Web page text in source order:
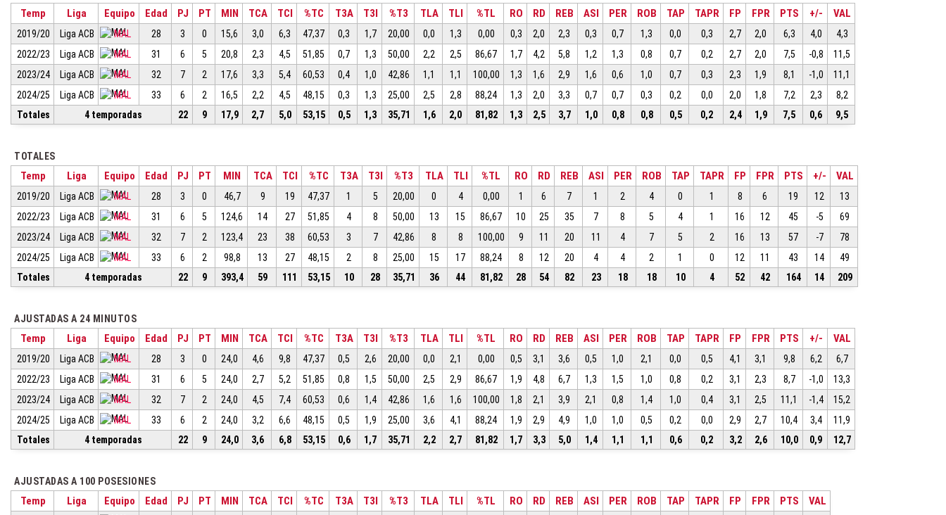
Temp Liga Equipo Edad PJ PT MIN TCA TCI %TC T3A T3I %T3 TLA TLI %TL RO RD REB ASI PER ROB TAP TAPR FP FPR PTS +/- VAL
2019/20 Liga ACB MAL 28 3 0 15,6 3,0 6,3 47,37 0,3 1,7 20,00 0,0 1,3 0,00 0,3 2,0 2,3 0,3 0,7 1,3 0,0 0,3 2,7 2,0 6,3 4,0
4,3
2022/23
Liga ACB MAL 31 6 5 20,8 2,3 4,5 51,85 0,7 1,3 50,00 2,2 2,5 86,67 1,7 4,2 5,8 1,2 1,3 0,8 0,7 0,2 2,7 2,0 7,5 -0,8
11,5
2023/24
Liga ACB MAL 32 7 2 17,6 3,3 5,4 60,53 0,4 1,0 42,86 1,1 1,1 100,00 1,3 1,6 2,9 1,6 0,6 1,0 0,7 0,3 2,3 1,9 8,1 -1,0
11,1
2024/25
Liga ACB MAL 33 6 2 16,5 2,2 4,5 48,15 0,3 1,3 25,00 2,5 2,8 88,24 1,3 2,0 3,3 0,7 0,7 0,3 0,2 0,0 2,0 1,8 7,2 2,3
8,2
Totales
4 temporadas 22 9 17,9 2,7 5,0 53,15 0,5 1,3 35,71 1,6 2,0 81,82 1,3 2,5 3,7 1,0 0,8 0,8 0,5 0,2 2,4 1,9 7,5 0,6 9,5
TOTALES
Temp Liga Equipo Edad PJ PT MIN TCA TCI %TC T3A T3I %T3 TLA TLI %TL RO RD REB ASI PER ROB TAP TAPR FP FPR PTS +/- VAL
2019/20 Liga ACB MAL 28 3 0 46,7 9 19 47,37 1 5 20,00 0 4 0,00 1 6 7 1 2 4 0 1 8 6 19 12
13
2022/23
Liga ACB MAL 31 6 5 124,6 14 27 51,85 4 8 50,00 13 15 86,67 10 25 35 7 8 5 4 1 16 12 45 -5
69
2023/24
Liga ACB MAL 32 7 2 123,4 23 38 60,53 3 7 42,86 8 8 100,00 9 11 20 11 4 7 5 2 16 13 57 -7
78
2024/25
Liga ACB MAL 33 6 2 98,8 13 27 48,15 2 8 25,00 15 17 88,24 8 12 20 4 4 2 1 0 12 11 43 14
49
Totales
4 temporadas 22 9 393,4 59 111 53,15 10 28 35,71 36 44 81,82 28 54 82 23 18 18 10 4 52 42 164 14 209
AJUSTADAS A 24 MINUTOS
Temp Liga Equipo Edad PJ PT MIN TCA TCI %TC T3A T3I %T3 TLA TLI %TL RO RD REB ASI PER ROB TAP TAPR FP FPR PTS +/- VAL
2019/20 Liga ACB MAL 28 3 0 24,0 4,6 9,8 47,37 0,5 2,6 20,00 0,0 2,1 0,00 0,5 3,1 3,6 0,5 1,0 2,1 0,0 0,5 4,1 3,1 9,8 6,2
6,7
2022/23
Liga ACB MAL 31 6 5 24,0 2,7 5,2 51,85 0,8 1,5 50,00 2,5 2,9 86,67 1,9 4,8 6,7 1,3 1,5 1,0 0,8 0,2 3,1 2,3 8,7 -1,0
13,3
2023/24
Liga ACB MAL 32 7 2 24,0 4,5 7,4 60,53 0,6 1,4 42,86 1,6 1,6 100,00 1,8 2,1 3,9 2,1 0,8 1,4 1,0 0,4 3,1 2,5 11,1 -1,4
15,2
2024/25
Liga ACB MAL 33 6 2 24,0 3,2 6,6 48,15 0,5 1,9 25,00 3,6 4,1 88,24 1,9 2,9 4,9 1,0 1,0 0,5 0,2 0,0 2,9 2,7 10,4 3,4
11,9
Totales
4 temporadas 22 9 24,0 3,6 6,8 53,15 0,6 1,7 35,71 2,2 2,7 81,82 1,7 3,3 5,0 1,4 1,1 1,1 0,6 0,2 3,2 2,6 10,0 0,9 12,7
AJUSTADAS A 100 POSESIONES
Temp Liga Equipo Edad PJ PT MIN TCA TCI %TC T3A T3I %T3 TLA TLI %TL RO RD REB ASI PER ROB TAP TAPR FP FPR PTS VAL